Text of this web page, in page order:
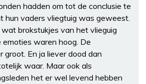
hadden om tot de conclusie te
hun vaders vliegtuig was geweest.
brokstukjes van het vlieguig
emoties waren hoog. De
groot. En ja liever dood dan
waar. Maar ook als
het er wel levend hebben